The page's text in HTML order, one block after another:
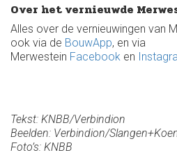
Over het vernieuwde
Alles over de vernieuwingen van
ook via de BouwApp, en via
Merwestein Facebook en
Tekst: KNBB/Verbindion
Beelden: Verbindion/
Foto’s: KNBB